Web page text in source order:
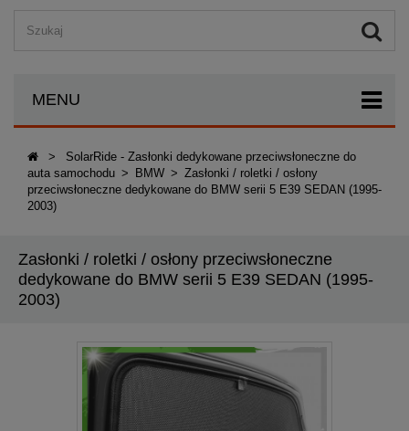
MENU
>
SolarRide - Zasłonki dedykowane przeciwsłoneczne do
auta samochodu > BMW > Zasłonki / roletki / osłony
przeciwsłoneczne dedykowane do BMW serii 5 E39 SEDAN (1995-
2003)
Zasłonki / roletki / osłony przeciwsłoneczne
dedykowane do BMW serii 5 E39 SEDAN (1995-
2003)